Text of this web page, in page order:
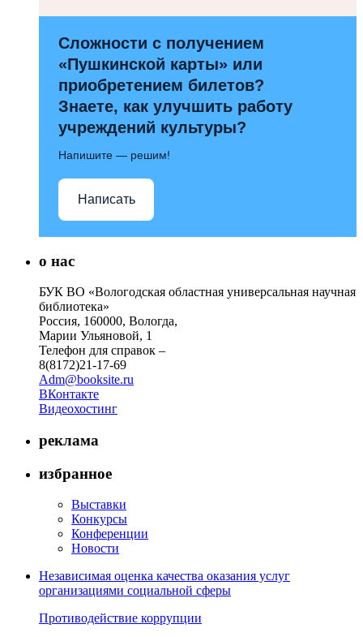
Сложности с получением
«Пушкинской карты» или
приобретением билетов?
Знаете, как улучшить работу
учреждений культуры?
Напишите — решим!
Написать
о нас
БУК ВО «Вологодская областная универсальная научная
библиотека»
Россия, 160000, Вологда,
Марии Ульяновой, 1
Телефон для справок –
8(8172)21-17-69
Adm@booksite.ru
ВКонтакте
Видеохостинг
реклама
избранное
Выставки
Конкурсы
Конференции
Новости
Независимая оценка качества оказания услуг
организациями социальной сферы
Противодействие коррупции